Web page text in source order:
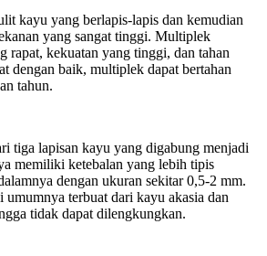
kayu yang berlapis-lapis dan kemudian
yang sangat tinggi. Multiplek
rapat, kekuatan yang tinggi, dan tahan
dengan baik, multiplek dapat bertahan
tahun.
tiga lapisan kayu yang digabung menjadi
memiliki ketebalan yang lebih tipis
dengan ukuran sekitar 0,5-2 mm.
terbuat dari kayu akasia dan
tidak dapat dilengkungkan.